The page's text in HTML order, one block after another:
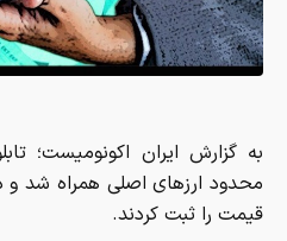
به گزارش ایران اکونومیست؛
محدود ارزهای اصلی همراه شد و
قیمت را ثبت کردند.